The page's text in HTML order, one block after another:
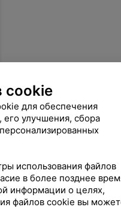
cookie
для обеспечения
его улучшения, сбора
использования файлов
в более позднее
информации о целях,
файлов cookie вы